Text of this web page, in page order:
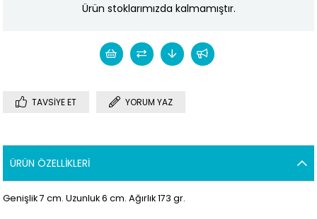
Ürün stoklarımızda kalmamıştır.
TAVSIYE ET YORUM YAZ
ÜRÜN ÖZELLIKLERI
Genişlik 7 cm. Uzunluk 6 cm. Ağırlık 173 gr.